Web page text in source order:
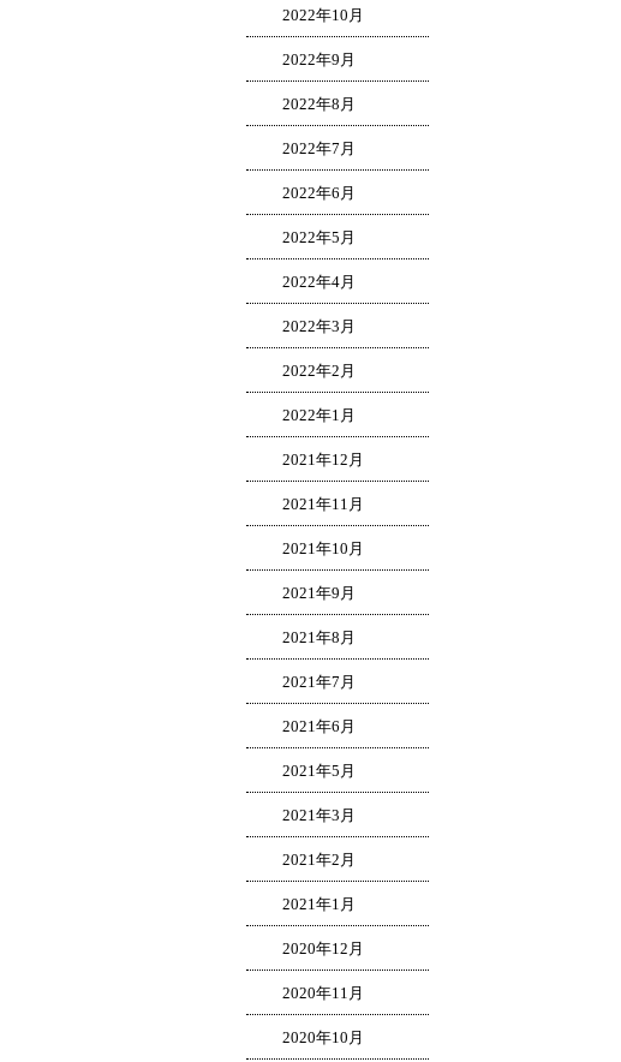
2022年10月
2022年9月
2022年8月
2022年7月
2022年6月
2022年5月
2022年4月
2022年3月
2022年2月
2022年1月
2021年12月
2021年11月
2021年10月
2021年9月
2021年8月
2021年7月
2021年6月
2021年5月
2021年3月
2021年2月
2021年1月
2020年12月
2020年11月
2020年10月